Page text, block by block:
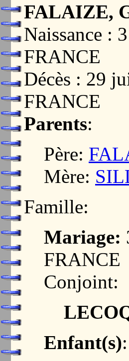
FALAIZE,
Naissance :
FRANCE
Décès : 29
FRANCE
Parents:
Père:
Mère:
Famille:
Mariage:
FRANCE
Conjoint:
Enfant(s):